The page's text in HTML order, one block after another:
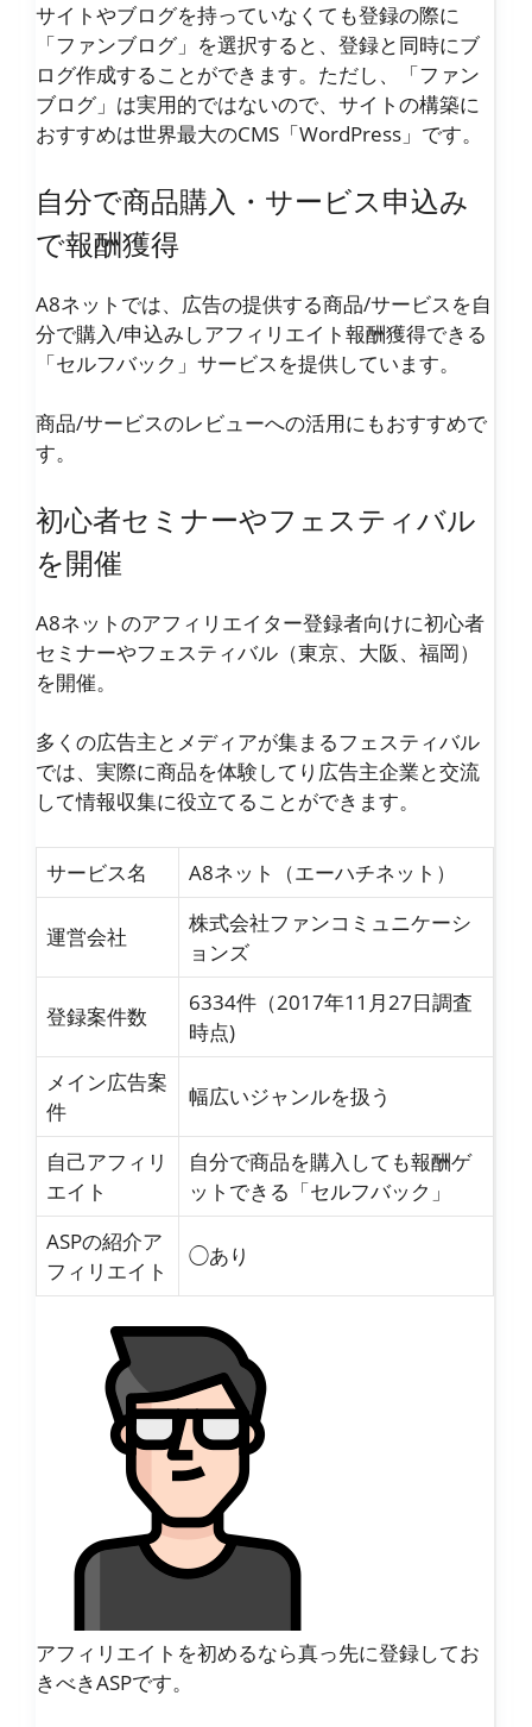
サイトやブログを持っていなくても登録の際に
「ファンブログ」を選択すると、登録と同時にブ
ログ作成することができます。ただし、「ファン
ブログ」は実用的ではないので、サイトの構築に
おすすめは世界最大のCMS「WordPress」です。
自分で商品購入・サービス申込み
で報酬獲得
A8ネットでは、広告の提供する商品/サービスを自
分で購入/申込みしアフィリエイト報酬獲得できる
「セルフバック」サービスを提供しています。
商品/サービスのレビューへの活用にもおすすめで
す。
初心者セミナーやフェスティバル
を開催
A8ネットのアフィリエイター登録者向けに初心者
セミナーやフェスティバル（東京、大阪、福岡）
を開催。
多くの広告主とメディアが集まるフェスティバル
では、実際に商品を体験してり広告主企業と交流
して情報収集に役立てることができます。
サービス名 A8ネット（エーハチネット）
運営会社
株式会社ファンコミュニケーシ
ョンズ
登録案件数
6334件（2017年11月27日調査
時点)
メイン広告案
件
幅広いジャンルを扱う
自己アフィリ
エイト
自分で商品を購入しても報酬ゲ
ットできる「セルフバック」
ASPの紹介ア
フィリエイト
◯あり
アフィリエイトを初めるなら真っ先に登録してお
きべきASPです。